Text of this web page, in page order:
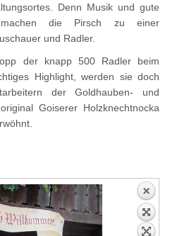
Denn Musik und gute
die Pirsch zu einer
und Radler.
der knapp 500 Radler beim
Highlight, werden sie doch
der Goldhauben- und
Goiserer Holzknechtnocka